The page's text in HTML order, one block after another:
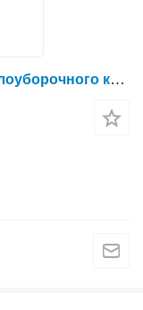
Конвейерная лента 8302 для свеклоуборочного комбайна Holmer